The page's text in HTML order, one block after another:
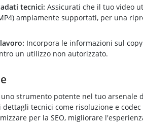
tecnici: Assicurati che il tuo video
ampiamente supportati, per una
Incorpora le informazioni sul
un utilizzo non autorizzato.
strumento potente nel tuo arsenale
dettagli tecnici come risoluzione e
per la SEO, migliorare